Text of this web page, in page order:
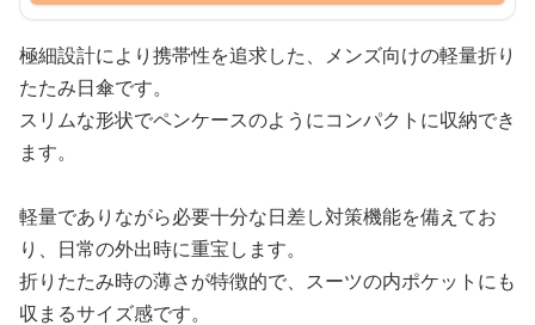
極細設計により携帯性を追求した、メンズ向けの軽量折り
たたみ日傘です。
スリムな形状でペンケースのようにコンパクトに収納でき
ます。
軽量でありながら必要十分な日差し対策機能を備えてお
り、日常の外出時に重宝します。
折りたたみ時の薄さが特徴的で、スーツの内ポケットにも
収まるサイズ感です。